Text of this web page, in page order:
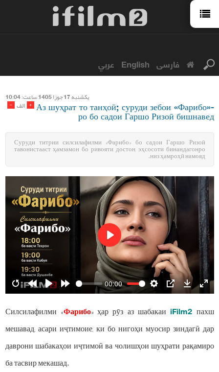
فارسی English عربي
يكشنبه 17 جوزا 1405 ساعت: 10:04
- الف + Аз шуҳрат то танҳоӣ; суруди зебои «Фарибо»-
ро бо садои Гаршо Ризоӣ бишнавед
Суруди титрии силсилафилми «Фарибо» бо садои Гаршо Ризоӣ
тавонистааст ҳамзамон бо ривояти достон, эҳсосоти бинандагонро
низ ҳамроҳӣ намояд.
RestartRewindPlay Forward
00:00
Settings
PIP Download
Play
Силсилафилми «Фарибо» ҳар рӯз аз шабакаи iFilm2 пахш
мешавад; асари иҷтимоие, ки бо нигоҳи муосир зиндагӣ дар
даврони шабакаҳои иҷтимоӣ ва чолишҳои шуҳрати рақамиро
ба тасвир мекашад.